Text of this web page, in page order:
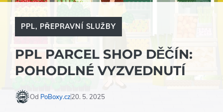
PPL, PŘEPRAVNÍ SLUŽBY
PPL PARCEL SHOP DĚČÍN:
POHODLNÉ VYZVEDNUTÍ
Od PoBoxy.cz20. 5. 2025